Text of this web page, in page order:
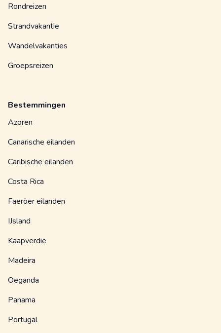
Rondreizen
Strandvakantie
Wandelvakanties
Groepsreizen
Bestemmingen
Azoren
Canarische eilanden
Caribische eilanden
Costa Rica
Faeröer eilanden
IJsland
Kaapverdië
Madeira
Oeganda
Panama
Portugal